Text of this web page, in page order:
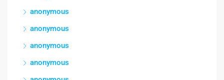
anonymous
anonymous
anonymous
anonymous